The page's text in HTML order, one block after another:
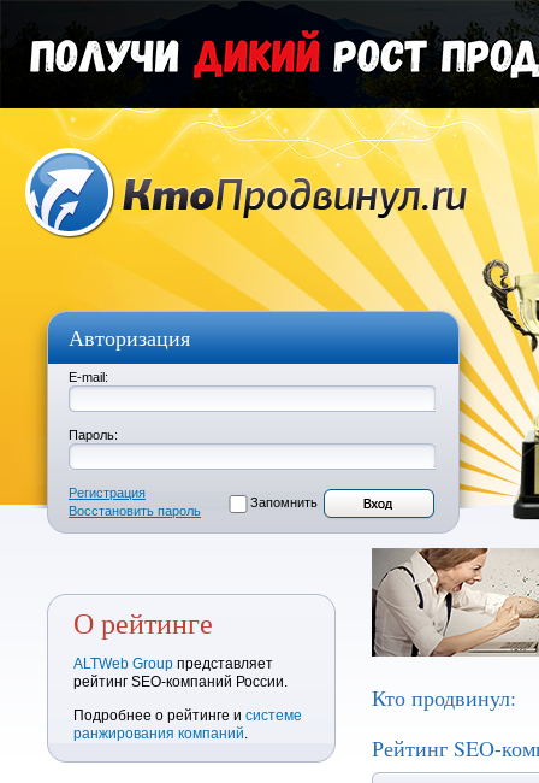
Авторизация
E-mail:
Пароль:
Регистрация
Восстановить пароль
Запомнить
О рейтинге
ALTWeb Group представляет
рейтинг SEO-компаний России.
Подробнее о рейтинге и системе
ранжирования компаний.
Кто продвинул:
Рейтинг SEO-